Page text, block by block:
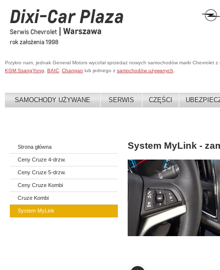
Przykro nam, jednak General Motors wycofał sprzedaż nowych samochodów marki Chevrolet
KGM SsangYong
BAIC Changan lub jednego z samochodów używanych
SAMOCHODY UŻYWANE SERWIS CZĘŚCI
Strona główna
Ceny Cruze 4-drzw.
Ceny Cruze 5-drzw.
Ceny Cruze Kombi
Cruze Kombi
System MyLink
System MyLink -